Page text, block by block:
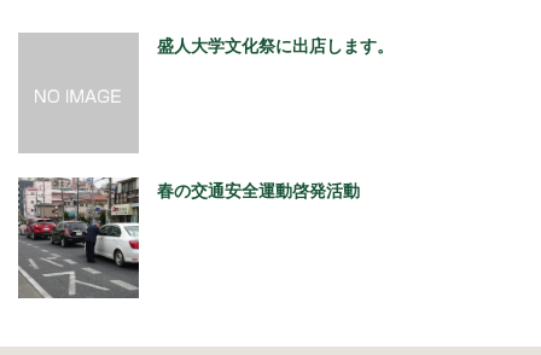
盛人大学文化祭に出店します。
春の交通安全運動啓発活動